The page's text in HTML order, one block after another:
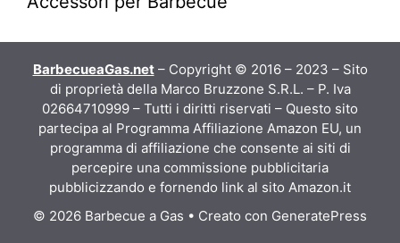
BarbecueaGas.net– Copyright © 2016 – 2023 – Sito
di proprietà della Marco Bruzzone S.R.L. – P. Iva
02664710999 – Tutti i diritti riservati – Questo sito
partecipa al Programma Affiliazione Amazon EU, un
programma di affiliazione che consente ai siti di
percepire una commissione pubblicitaria
pubblicizzando e fornendo link al sito Amazon.it
© 2026 Barbecue a Gas • Creato con GeneratePress